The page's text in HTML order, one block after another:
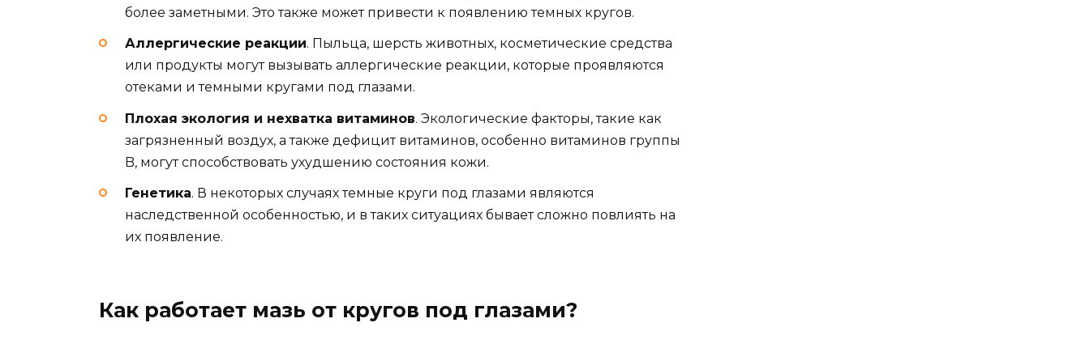
более заметными. Это также может привести к появлению темных кругов.
Аллергические реакции. Пыльца, шерсть животных, косметические средства
или продукты могут вызывать аллергические реакции, которые проявляются
отеками и темными кругами под глазами.
Плохая экология и нехватка витаминов. Экологические факторы, такие как
загрязненный воздух, а также дефицит витаминов, особенно витаминов группы
B, могут способствовать ухудшению состояния кожи.
Генетика. В некоторых случаях темные круги под глазами являются
наследственной особенностью, и в таких ситуациях бывает сложно повлиять на
их появление.
Как работает мазь от кругов под глазами?